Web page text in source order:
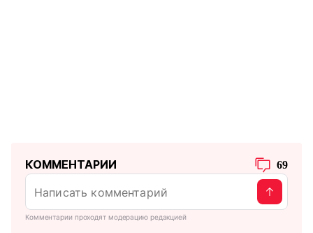
КОММЕНТАРИИ 69
Комментарии проходят модерацию редакцией